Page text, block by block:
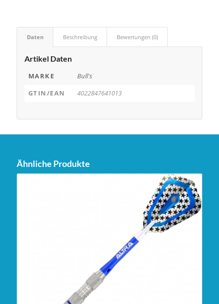
Daten Beschreibung Bewertungen (0)
Artikel Daten
MARKE
Bull's
GTIN/EAN
4022847641013
Ähnliche Produkte